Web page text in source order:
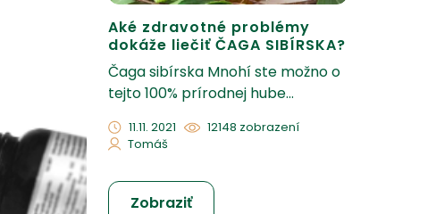
Aké zdravotné problémy
dokáže liečiť ČAGA SIBÍRSKA?
Čaga sibírska Mnohí ste možno o
tejto 100% prírodnej hube...
11.11. 2021
12148 zobrazení
Tomáš
Zobraziť